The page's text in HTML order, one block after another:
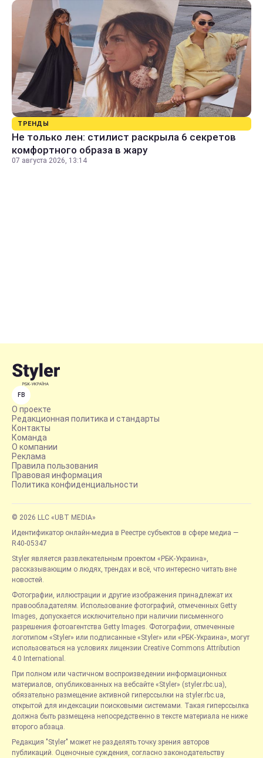
ТРЕНДЫ
Не только лен: стилист раскрыла 6 секретов
комфортного образа в жару
07 августа 2026, 13:14
FB
О проекте
Редакционная политика и стандарты
Контакты
Команда
О компании
Реклама
Правила пользования
Правовая информация
Политика конфиденциальности
© 2026 LLC «UBT MEDIA»
Идентификатор онлайн-медиа в Реестре субъектов в сфере медиа —
R40-05347
Styler является развлекательным проектом «РБК-Украина»,
рассказывающим о людях, трендах и всё, что интересно читать вне
новостей.
Фотографии, иллюстрации и другие изображения принадлежат их
правообладателям. Использование фотографий, отмеченных Getty
Images, допускается исключительно при наличии письменного
разрешения фотоагентства Getty Images. Фотографии, отмеченные
логотипом «Styler» или подписанные «Styler» или «РБК-Украина», могут
использоваться на условиях лицензии Creative Commons Attribution
4.0 International.
При полном или частичном воспроизведении информационных
материалов, опубликованных на вебсайте «Styler» (styler.rbc.ua),
обязательно размещение активной гиперссылки на styler.rbc.ua,
открытой для индексации поисковыми системами. Такая гиперссылка
должна быть размещена непосредственно в тексте материала не ниже
второго абзаца.
Редакция "Styler" может не разделять точку зрения авторов
публикаций. Оценочные суждения, согласно законодательству